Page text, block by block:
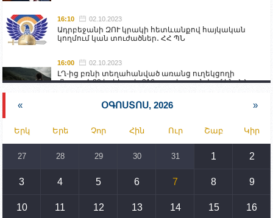
16:10 02.10.2023
Ադրբեջանի ԶՈՒ կրակի հետևանքով հայկական
կողմում կան տուժածներ․ ՀՀ ՊՆ
16:00 02.10.2023
ԼՂ-ից բռնի տեղահանված առանց ուղեկցողի
մնացած 20 երեխա և 216 տարեց գտնվում են ՀՀ
նախարարության հոգածության ներքո
Իրանը կողմ է տարածաշրջանի համար շահավետ
տրանսպորտային հաղորդակցությունների
զարգացմանը, սակայն ոչ՝ միջազգային
սահմանների փոփոխությանը
15:10 02.10.2023
սպառնալիքները կասեցնելու համար. իսպանացի
պատգամավորը Գորիսում է
« ՕԳՈՍՏՈՍ, 2026 »
Երկ Երե Չոր Հին Ուր Շաբ Կիր
27 28 29 30 31 1 2
3 4 5 6 7 8 9
10 11 12 13 14 15 16